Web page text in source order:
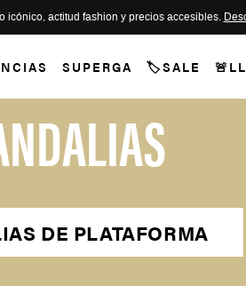
icónico, actitud fashion y precios accesibles.
SUPERGA 🏷️SALE
DE PLATAFORMA